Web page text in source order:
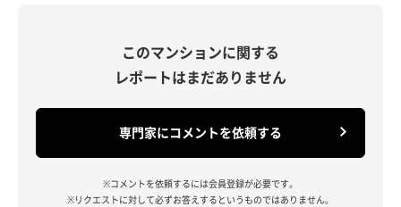
このマンションに関する
レポートはまだありません
専門家にコメントを依頼する
※コメントを依頼するには会員登録が必要です。
※リクエストに対して必ずお答えするというものではありません。